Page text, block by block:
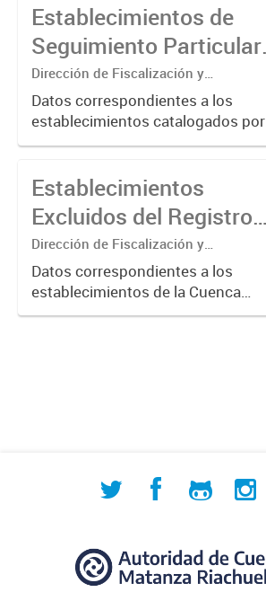
aquellos que requieren de una
verificación más exhaustiva por
considerarse...
Establecimientos de
Seguimiento Particular
en la Cuenca Matanza
Riachuelo (2024-2025)
Dirección de Fiscalización y
Adecuación Ambiental
Datos correspondientes a los
establecimientos catalogados por
ACUMAR como de "Seguimiento
aquellos que requieren de una
verificación más exhaustiva por
considerarse...
Establecimientos
Excluidos del Registro
de Agentes
Contaminantes de
ACUMAR (2017-2023)
Dirección de Fiscalización y
Adecuación Ambiental
Datos correspondientes a los
establecimientos de la Cuenca
Matanza Riachuelo excluidos del